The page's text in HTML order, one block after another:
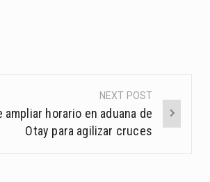
NEXT POST
ampliar horario en aduana de
Otay para agilizar cruces